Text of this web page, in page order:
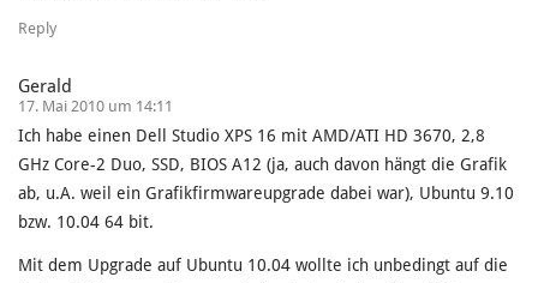
Reply
Gerald
17. Mai 2010 um 14:11
Ich habe einen Dell Studio XPS 16 mit AMD/ATI HD 3670, 2,8
GHz Core-2 Duo, SSD, BIOS A12 (ja, auch davon hängt die Grafik
ab, u.A. weil ein Grafikfirmwareupgrade dabei war), Ubuntu 9.10
bzw. 10.04 64 bit.
Mit dem Upgrade auf Ubuntu 10.04 wollte ich unbedingt auf die